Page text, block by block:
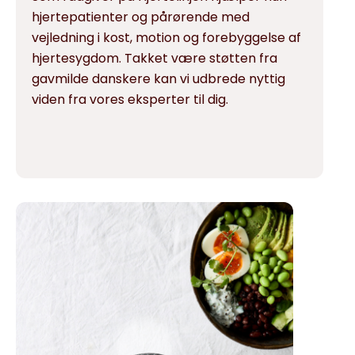
hjertepatienter og pårørende med
vejledning i kost, motion og forebyggelse af
hjertesygdom. Takket være støtten fra
gavmilde danskere kan vi udbrede nyttig
viden fra vores eksperter til dig.